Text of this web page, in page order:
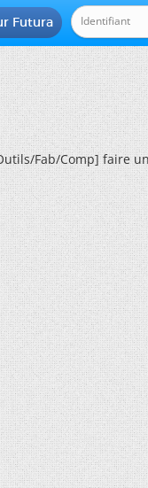
Futura
Fab/Comp] faire